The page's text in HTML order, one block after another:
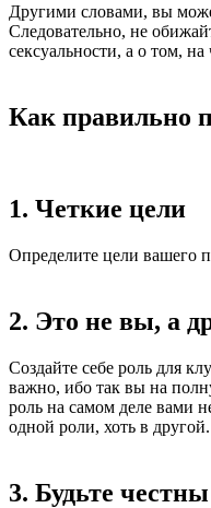
Другими словами, вы
Следовательно, не
сексуальности, а о том, на
Как правильно
1. Четкие цели
Определите цели вашего
2. Это не вы, а
Создайте себе роль для
важно, ибо так вы на
роль на самом деле вами
одной роли, хоть в другой.
3. Будьте